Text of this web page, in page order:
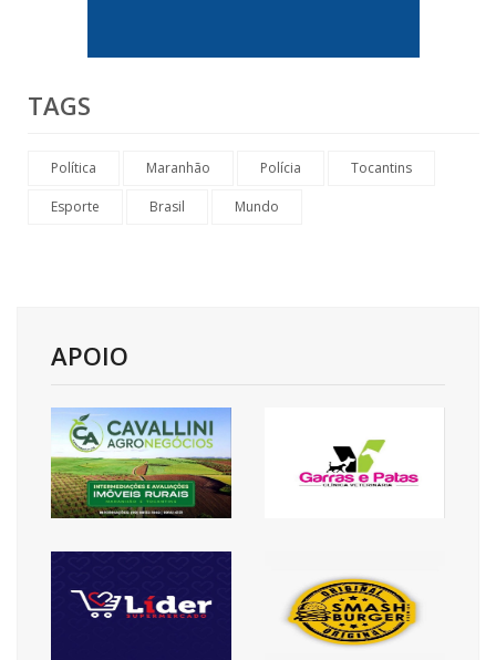
TAGS
Política Maranhão Polícia Tocantins
Esporte Brasil Mundo
APOIO